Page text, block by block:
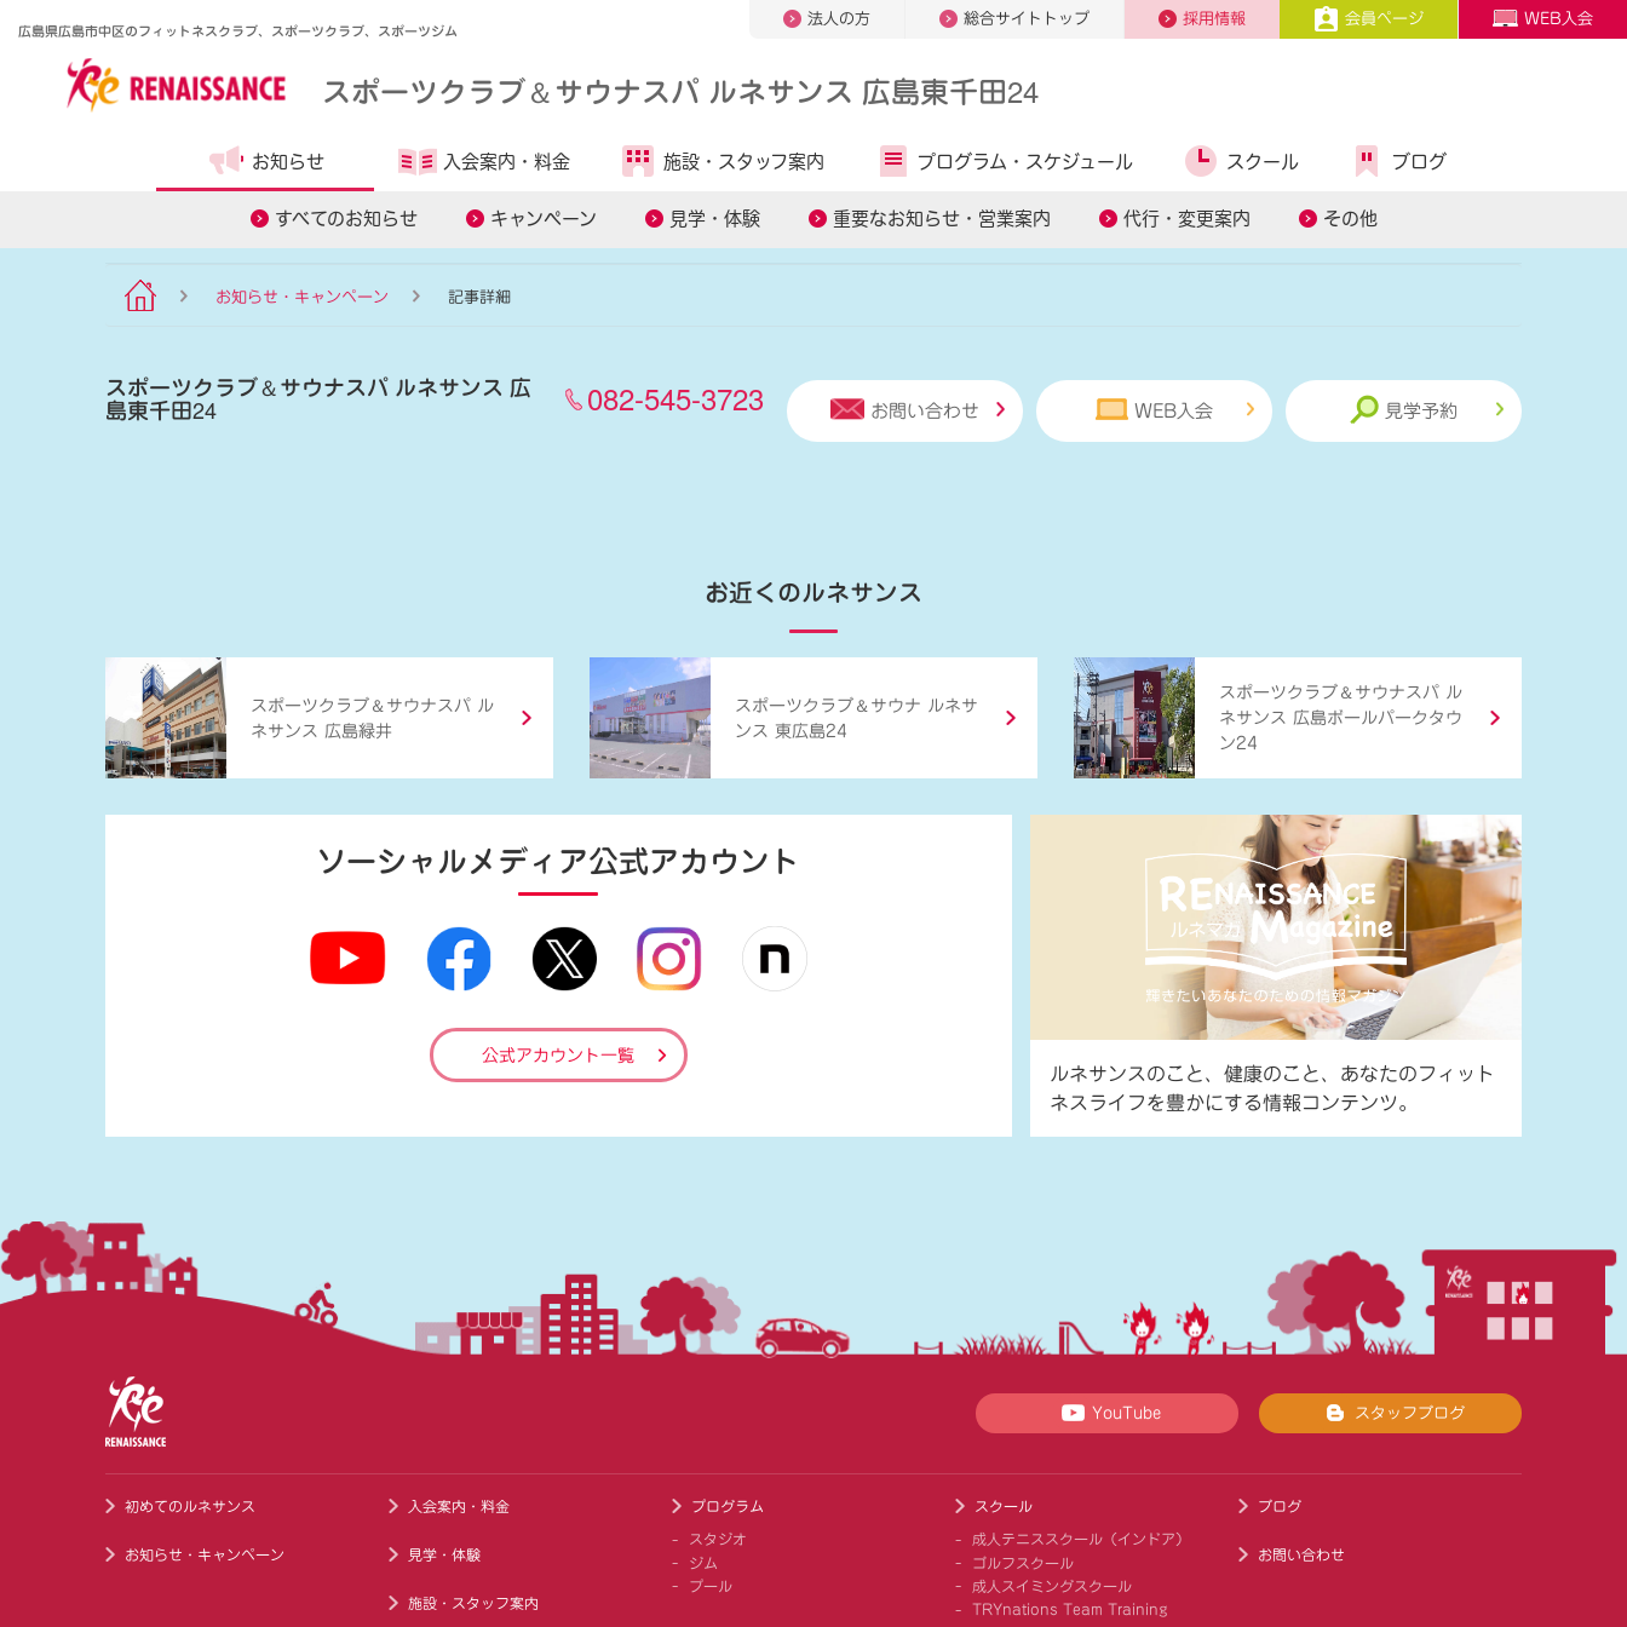
広島県広島市中区のフィットネスクラブ、スポーツクラブ、スポーツジム
法人の方 総合サイトトップ 採用情報 会員ページ WEB入会
スポーツクラブ＆サウナスパ ルネサンス 広島東千田24
お知らせ
すべてのお知らせ キャンペーン 見学・体験 重要なお知らせ・営業案内 代行・変更案内 その他
入会案内・ 料金 施設・ スタッフ案内 プログラム・ スケジュール スクール ブログ
人気キーワードから探す
食事管理アプリ オンラインレッスン スマートテニスレッスン パーソナルトレーニング 糖質コントロール スタッフ募集
お知らせ・キャンペーン 記事詳細
スポーツクラブ＆サウナスパ ルネサンス 広
島東千田24 082-545-3723 お問い合わせ WEB入会 見学予約
お近くのルネサンス
スポーツクラブ ＆ サウナスパ ル
ネサンス 広島緑井
スポーツクラブ ＆ サウナ ルネサ
ンス 東広島24
スポーツクラブ ＆ サウナスパ ル
ネサンス 広島ボールパークタウ
ン24
ソーシャルメディア公式アカウント
公式アカウント一覧
ルネサンスのこと、健康のこと、あなたのフィット
ネスライフを豊かにする情報コンテンツ。
YouTube スタッフブログ
初めてのルネサンス
お知らせ・キャンペーン
入会案内・料金
見学・体験
施設・スタッフ案内
プログラム
スタジオ
ジム
プール
スクール
成人テニススクール（インドア）
ゴルフスクール
成人スイミングスクール
TRYnations Team Training
ブログ
お問い合わせ